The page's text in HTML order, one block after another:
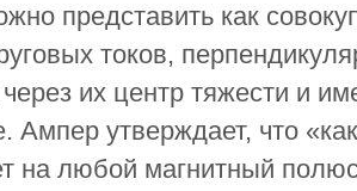
представить как
токов,
их центр тяжести и
Ампер утверждает, что
на любой магнитный